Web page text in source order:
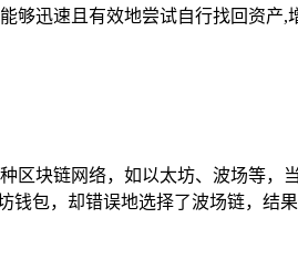
迅速且有效地尝试自行找回资产,
区块链网络，如以太坊、波场等，
包，却错误地选择了波场链，结